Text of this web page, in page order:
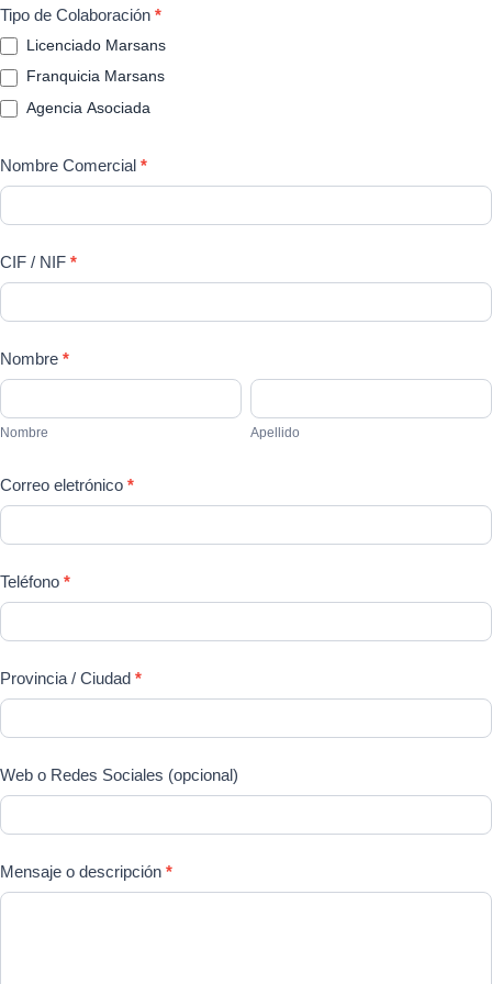
al
contenido
Solicitud
de
Alta
Profesional
Tipo de Colaboración *
Licenciado Marsans
Franquicia Marsans
Agencia Asociada
Nombre Comercial *
CIF / NIF *
Nombre *
Nombre Apellido
Correo eletrónico *
Teléfono *
Provincia / Ciudad *
Web o Redes Sociales (opcional)
Mensaje o descripción *